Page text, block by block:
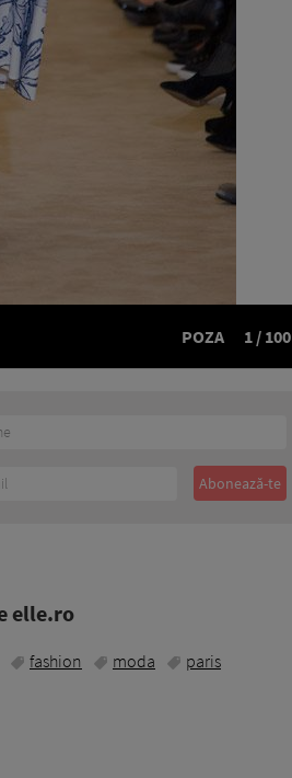
POZA 1 / 100
elle.ro
fashion moda
paris